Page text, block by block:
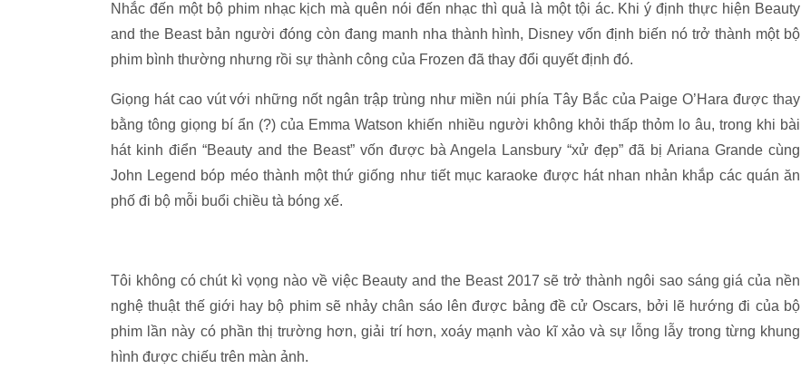
Nhắc đến một bộ phim nhạc kịch mà quên nói đến nhạc thì quả là một tội ác. Khi ý định thực hiện Beauty
and the Beast bản người đóng còn đang manh nha thành hình, Disney vốn định biến nó trở thành một bộ
phim bình thường nhưng rồi sự thành công của Frozen đã thay đổi quyết định đó.
Giọng hát cao vút với những nốt ngân trập trùng như miền núi phía Tây Bắc của Paige O’Hara được thay
bằng tông giọng bí ẩn (?) của Emma Watson khiến nhiều người không khỏi thấp thỏm lo âu, trong khi bài
hát kinh điển “Beauty and the Beast” vốn được bà Angela Lansbury “xử đẹp” đã bị Ariana Grande cùng
John Legend bóp méo thành một thứ giống như tiết mục karaoke được hát nhan nhản khắp các quán ăn
phố đi bộ mỗi buổi chiều tà bóng xế.
Tôi không có chút kì vọng nào về việc Beauty and the Beast 2017 sẽ trở thành ngôi sao sáng giá của nền
nghệ thuật thế giới hay bộ phim sẽ nhảy chân sáo lên được bảng đề cử Oscars, bởi lẽ hướng đi của bộ
phim lần này có phần thị trường hơn, giải trí hơn, xoáy mạnh vào kĩ xảo và sự lỗng lẫy trong từng khung
hình được chiếu trên màn ảnh.